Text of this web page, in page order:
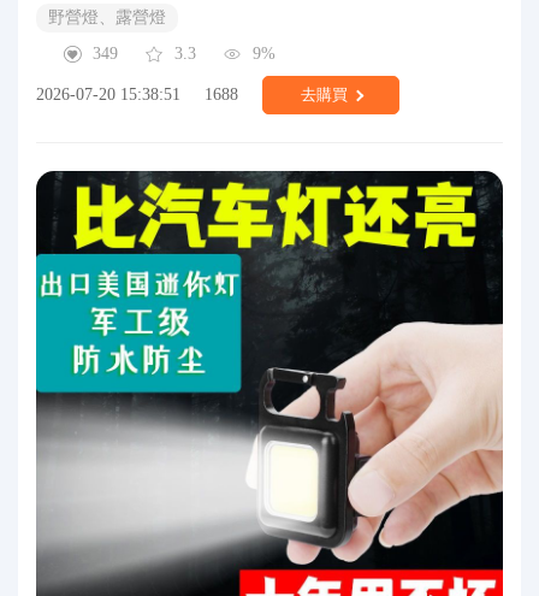
野營燈、露營燈
349
3.3 9%
2026-07-20 15:38:51 1688 去購買